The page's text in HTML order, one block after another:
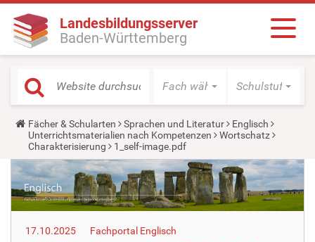
Landesbildungsserver
Baden-Württemberg
Fach wählen Schulstufe
Y
o
u
a
e
h
e
r
:
Fächer & Schularten Sprachen und Literatur
Englisch
Unterrichtsmaterialien nach Kompetenzen
Wortschatz
Charakterisierung
1_self-image.pdf
17.10.2025
Fachportal Englisch